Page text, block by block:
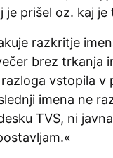
je prišel oz. kaj je
razkritje
brez trkanja
vstopila v
imena ne
TVS, ni